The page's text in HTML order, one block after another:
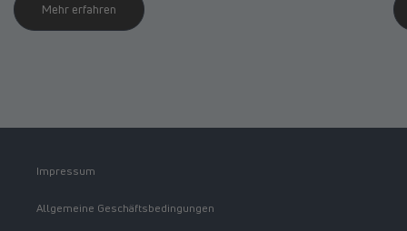
Mehr erfahren
Impressum
Allgemeine Geschäftsbedingungen